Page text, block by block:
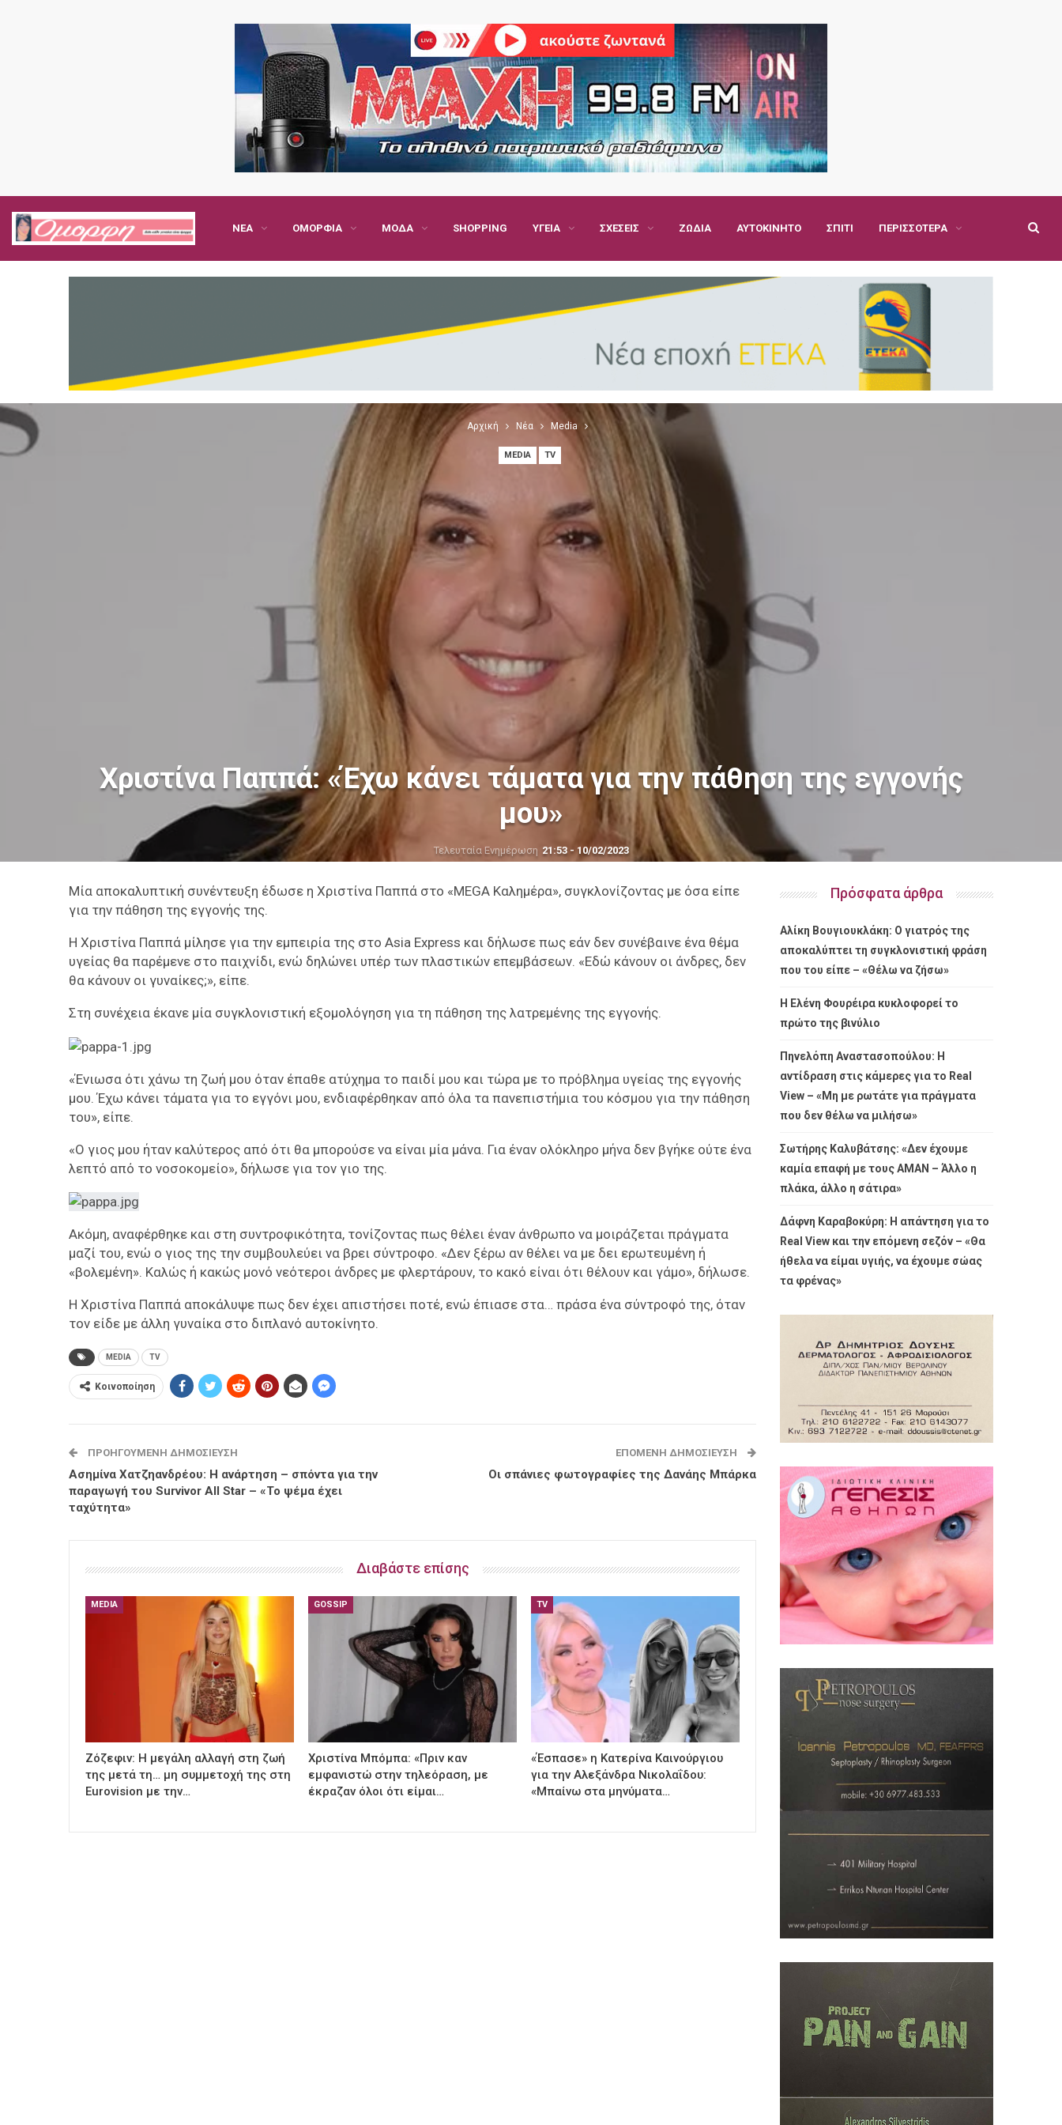
ΝΈΑ ΟΜΟΡΦΙΆ ΜΌΔΑ SHOPPING ΥΓΕΊΑ ΣΧΈΣΕΙΣ ΖΏΔΙΑ ΑΥΤΟΚΊΝΗΤΟ ΣΠΊΤΙ ΠΕΡΙΣΣΌΤΕΡΑ
Αρχική Νέα Media
MEDIA TV
Χριστίνα Παππά: «Έχω κάνει τάματα για την πάθηση της εγγονής
μου»
Τελευταία Ενημέρωση 21:53 - 10/02/2023
Μία αποκαλυπτική συνέντευξη έδωσε η Χριστίνα Παππά στο «MEGA Καλημέρα», συγκλονίζοντας με όσα είπε
για την πάθηση της εγγονής της.
Η Χριστίνα Παππά μίλησε για την εμπειρία της στο Asia Express και δήλωσε πως εάν δεν συνέβαινε ένα θέμα
υγείας θα παρέμενε στο παιχνίδι, ενώ δηλώνει υπέρ των πλαστικών επεμβάσεων. «Εδώ κάνουν οι άνδρες, δεν
θα κάνουν οι γυναίκες;», είπε.
Στη συνέχεια έκανε μία συγκλονιστική εξομολόγηση για τη πάθηση της λατρεμένης της εγγονής.
«Ένιωσα ότι χάνω τη ζωή μου όταν έπαθε ατύχημα το παιδί μου και τώρα με το πρόβλημα υγείας της εγγονής
μου. Έχω κάνει τάματα για το εγγόνι μου, ενδιαφέρθηκαν από όλα τα πανεπιστήμια του κόσμου για την πάθηση
του», είπε.
«Ο γιος μου ήταν καλύτερος από ότι θα μπορούσε να είναι μία μάνα. Για έναν ολόκληρο μήνα δεν βγήκε ούτε ένα
λεπτό από το νοσοκομείο», δήλωσε για τον γιο της.
Ακόμη, αναφέρθηκε και στη συντροφικότητα, τονίζοντας πως θέλει έναν άνθρωπο να μοιράζεται πράγματα
μαζί του, ενώ ο γιος της την συμβουλεύει να βρει σύντροφο. «Δεν ξέρω αν θέλει να με δει ερωτευμένη ή
«βολεμένη». Καλώς ή κακώς μονό νεότεροι άνδρες με φλερτάρουν, το κακό είναι ότι θέλουν και γάμο», δήλωσε.
Η Χριστίνα Παππά αποκάλυψε πως δεν έχει απιστήσει ποτέ, ενώ έπιασε στα… πράσα ένα σύντροφό της, όταν
τον είδε με άλλη γυναίκα στο διπλανό αυτοκίνητο.
MEDIA TV
Κοινοποίηση
ΠΡΟΗΓΟΎΜΕΝΗ ΔΗΜΟΣΊΕΥΣΗ
Ασημίνα Χατζηανδρέου: Η ανάρτηση – σπόντα για την
παραγωγή του Survivor All Star – «Το ψέμα έχει
ταχύτητα»
ΕΠΌΜΕΝΗ ΔΗΜΟΣΊΕΥΣΗ
Οι σπάνιες φωτογραφίες της Δανάης Μπάρκα
Διαβάστε επίσης
MEDIA
Ζόζεφιν: Η μεγάλη αλλαγή στη ζωή
της μετά τη… μη συμμετοχή της στη
Eurovision με την…
GOSSIP
Χριστίνα Μπόμπα: «Πριν καν
εμφανιστώ στην τηλεόραση, με
έκραζαν όλοι ότι είμαι…
TV
«Έσπασε» η Κατερίνα Καινούργιου
για την Αλεξάνδρα Νικολαΐδου:
«Μπαίνω στα μηνύματα…
Πρόσφατα άρθρα
Αλίκη Βουγιουκλάκη: Ο γιατρός της
αποκαλύπτει τη συγκλονιστική φράση
που του είπε – «Θέλω να ζήσω»
Η Ελένη Φουρέιρα κυκλοφορεί το
πρώτο της βινύλιο
Πηνελόπη Αναστασοπούλου: Η
αντίδραση στις κάμερες για το Real
View – «Μη με ρωτάτε για πράγματα
που δεν θέλω να μιλήσω»
Σωτήρης Καλυβάτσης: «Δεν έχουμε
καμία επαφή με τους ΑΜΑΝ – Άλλο η
πλάκα, άλλο η σάτιρα»
Δάφνη Καραβοκύρη: Η απάντηση για το
Real View και την επόμενη σεζόν – «Θα
ήθελα να είμαι υγιής, να έχουμε σώας
τα φρένας»